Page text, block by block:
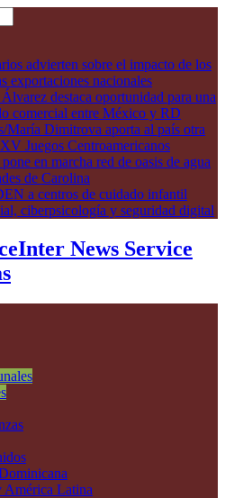
advierten sobre el impacto de los
exportaciones nacionales
destaca oportunidad para una
comercial entre México y RD
María Dimitrova aporta al país otra
Juegos Centroamericanos
en marcha red de oasis de agua
de Carolina
a centros de cuidado infantil
ciberpsicología y seguridad digital
Inter News Service
América Latina